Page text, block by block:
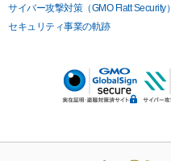
サイバー攻撃対策（GMO Flatt Security）
セキュリティ事業の軌跡